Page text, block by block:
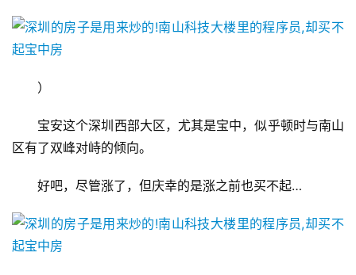
）
宝安这个深圳西部大区，尤其是宝中，似乎顿时与南山
区有了双峰对峙的倾向。
好吧，尽管涨了，但庆幸的是涨之前也买不起…